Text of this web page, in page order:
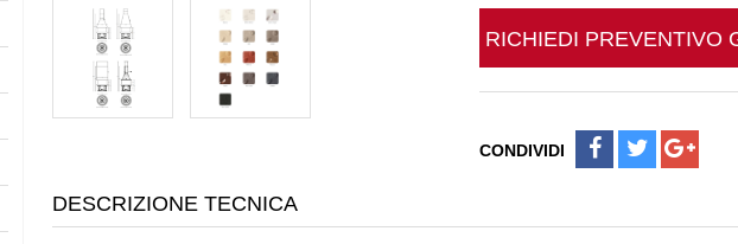
RICHIEDI PREVENTIVO
CONDIVIDI
DESCRIZIONE TECNICA